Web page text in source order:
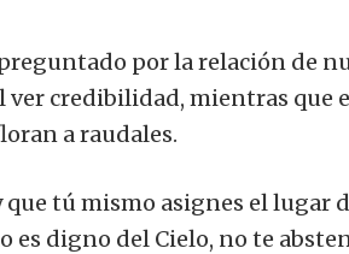
por la relación de
ver credibilidad, mientras que
a raudales.
tú mismo asignes el lugar
es digno del Cielo, no te